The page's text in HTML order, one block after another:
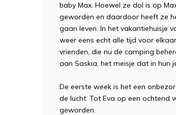
baby Max. Hoewel ze dol is op
geworden en daardoor heeft ze
gaan leven. In het vakantiehuisje
weer eens echt alle tijd voor
vrienden, die nu de camping
aan Saskia, het meisje dat in hun
De eerste week is het een
de lucht. Tot Eva op een ochtend
geworden.